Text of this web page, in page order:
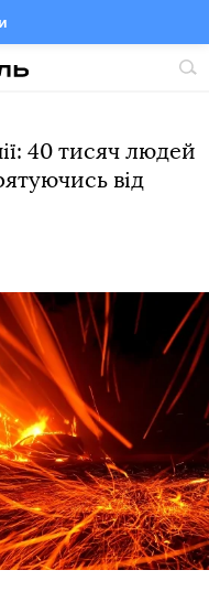
Twitter
40 тисяч людей
від